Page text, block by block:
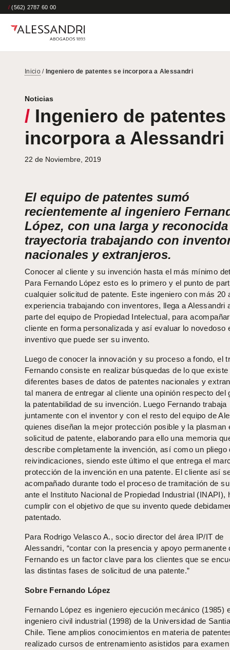
/ (562) 2787 60 00
Inicio/ Ingeniero de patentes se incorpora a Alessandri
Noticias
/ Ingeniero de patentes
incorpora a Alessandri
22 de Noviembre, 2019
El equipo de patentes sumó
recientemente al ingeniero
López, con una larga y reconocida
trayectoria trabajando con
nacionales y extranjeros.
Conocer al cliente y su invención hasta el más mínimo
Para Fernando López esto es lo primero y el punto de
cualquier solicitud de patente. Este ingeniero con más 20
experiencia trabajando con inventores, llega a Alessandri
parte del equipo de Propiedad Intelectual, para
cliente en forma personalizada y así evaluar lo novedoso
inventivo que puede ser su invento.
Luego de conocer la innovación y su proceso a fondo, el
Fernando consiste en realizar búsquedas de lo que
diferentes bases de datos de patentes nacionales y
tal manera de entregar al cliente una opinión respecto del
la patentabilidad de su invención. Luego Fernando trabaja
juntamente con el inventor y con el resto del equipo de
quienes diseñan la mejor protección posible y la plasman
solicitud de patente, elaborando para ello una memoria
describe completamente la invención, así como un pliego
reivindicaciones, siendo este último el que entrega el
protección de la invención en una patente. El cliente así
acompañado durante todo el proceso de tramitación de
ante el Instituto Nacional de Propiedad Industrial (INAPI),
cumplir con el objetivo de que su invento quede
patentado.
Para Rodrigo Velasco A., socio director del área IP/IT de
Alessandri, “contar con la presencia y apoyo permanente
Fernando es un factor clave para los clientes que se
las distintas fases de solicitud de una patente.”
Sobre Fernando López
Fernando López es ingeniero ejecución mecánico (1985)
ingeniero civil industrial (1998) de la Universidad de
Chile. Tiene amplios conocimientos en materia de
realizado cursos de entrenamiento asistidos para